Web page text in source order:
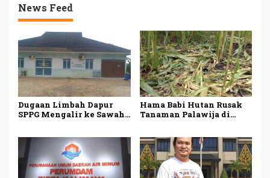
News Feed
Dugaan Limbah Dapur
SPPG Mengalir ke Sawah
Pemeriksaan Menyeluruh
Hama Babi Hutan Rusak
Tanaman Palawija di
Rupiah